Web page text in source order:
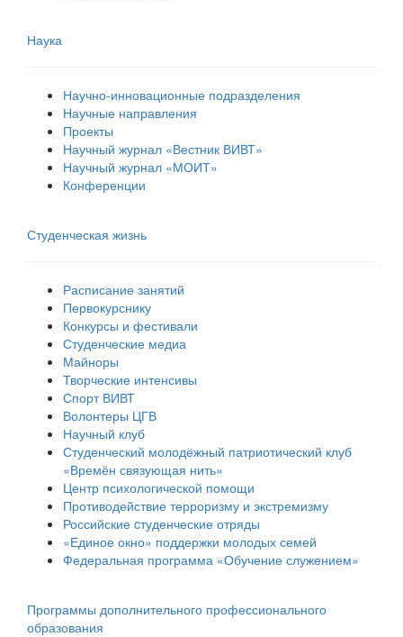
Наука
Научно-инновационные подразделения
Научные направления
Проекты
Научный журнал «Вестник ВИВТ»
Научный журнал «МОИТ»
Конференции
Студенческая жизнь
Расписание занятий
Первокурснику
Конкурсы и фестивали
Студенческие медиа
Майноры
Творческие интенсивы
Спорт ВИВТ
Волонтеры ЦГВ
Научный клуб
Студенческий молодёжный патриотический клуб
«Времён связующая нить»
Центр психологической помощи
Противодействие терроризму и экстремизму
Российские cтуденческие отряды
«Единое окно» поддержки молодых семей
Федеральная программа «Обучение служением»
Программы дополнительного профессионального
образования